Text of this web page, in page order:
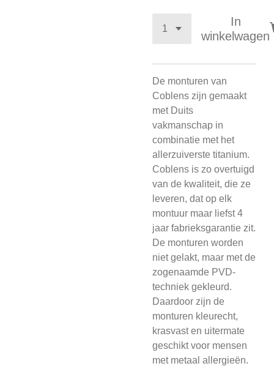
In
winkelwagen
De monturen van
Coblens zijn gemaakt
met Duits
vakmanschap in
combinatie met het
allerzuiverste titanium.
Coblens is zo overtuigd
van de kwaliteit, die ze
leveren, dat op elk
montuur maar liefst 4
jaar fabrieksgarantie zit.
De monturen worden
niet gelakt, maar met de
zogenaamde PVD-
techniek gekleurd.
Daardoor zijn de
monturen kleurecht,
krasvast en uitermate
geschikt voor mensen
met metaal allergieën.